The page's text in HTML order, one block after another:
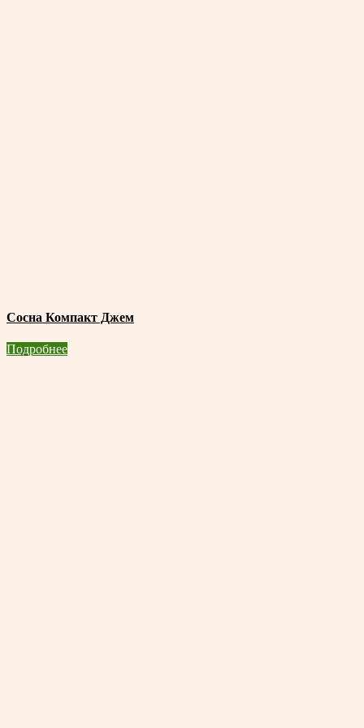
Сосна Компакт Джем
Подробнее